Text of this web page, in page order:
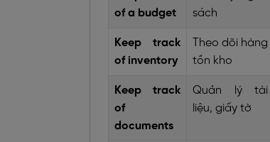
of a budget
sách
Keep track
of inventory
Theo dõi hàng
tồn kho
Keep track
of
documents
Quản lý tài
liệu, giấy tờ